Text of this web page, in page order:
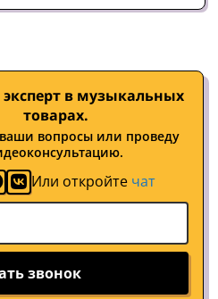
в музыкальных
товарах.
вопросы или проведу
Или откройте чат
звонок